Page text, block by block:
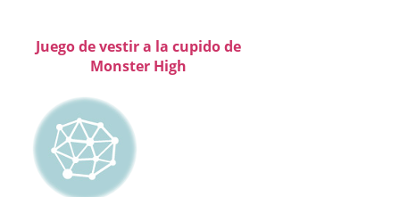
Juego de vestir a la cupido de
Monster High